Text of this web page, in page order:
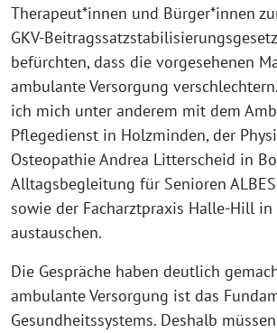
Therapeut*innen und Bürger*innen
GKV-
befürchten, dass die vorgesehenen
ambulante Versorgung
ich mich unter anderem mit dem
Pflegedienst in Holzminden, der
Osteopathie Andrea Litterscheid in
Alltagsbegleitung für Senioren
sowie der Facharztpraxis Halle-Hill in
austauschen.
Die Gespräche haben deutlich
ambulante Versorgung ist das
Gesundheitssystems. Deshalb